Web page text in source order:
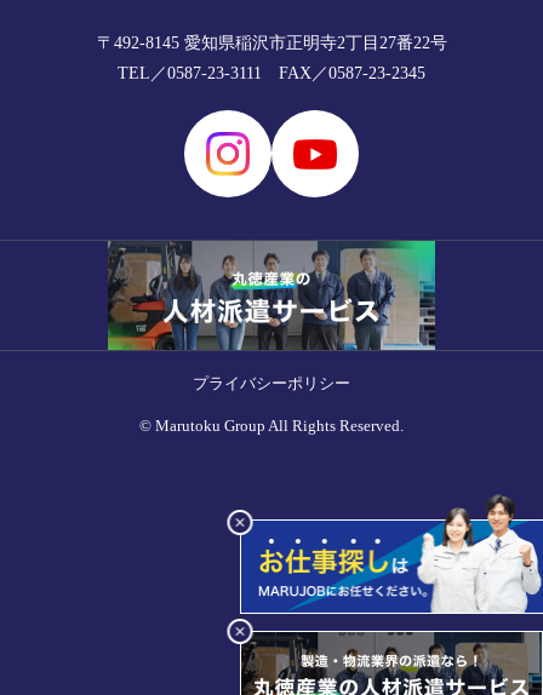
〒492-8145 愛知県稲沢市正明寺2丁目27番22号
TEL／0587-23-3111 FAX／0587-23-2345
プライバシーポリシー
© Marutoku Group All Rights Reserved.